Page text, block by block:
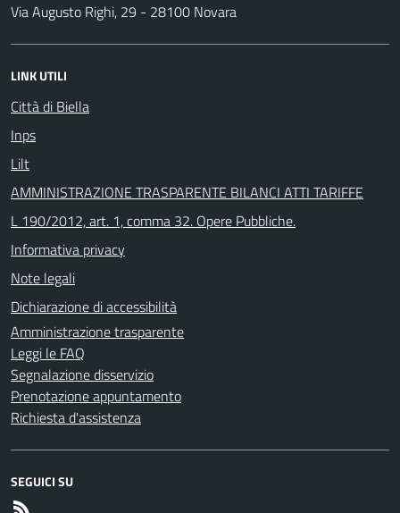
Via Augusto Righi, 29 - 28100 Novara
LINK UTILI
Città di Biella
Inps
Lilt
AMMINISTRAZIONE TRASPARENTE BILANCI ATTI TARIFFE
L 190/2012, art. 1, comma 32. Opere Pubbliche.
Informativa privacy
Note legali
Dichiarazione di accessibilità
Amministrazione trasparente
Leggi le FAQ
Segnalazione disservizio
Prenotazione appuntamento
Richiesta d'assistenza
SEGUICI SU